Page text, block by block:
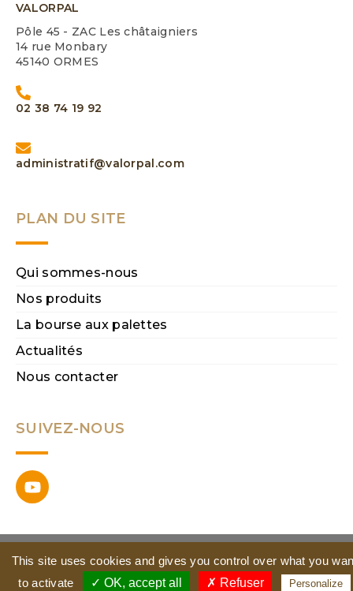
VALORPAL
Pôle 45 - ZAC Les châtaigniers
14 rue Monbary
45140 ORMES
02 38 74 19 92
administratif@valorpal.com
PLAN DU SITE
Qui sommes-nous
Nos produits
La bourse aux palettes
Actualités
Nous contacter
SUIVEZ-NOUS
réservés -Mentions légales-Webdesign •
Développement • Référencement
This site uses cookies and gives you control over what you
to activate
✓ OK, accept all ✗ Refuser Personalize